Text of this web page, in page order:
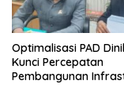
Optimalisasi PAD
Kunci Percepatan
Pembangunan